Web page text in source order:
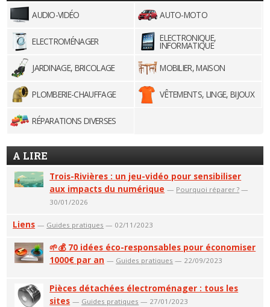
AUDIO-VIDÉO AUTO-MOTO
ELECTROMÉNAGER ELECTRONIQUE,
INFORMATIQUE
JARDINAGE, BRICOLAGE
MOBILIER, MAISON
PLOMBERIE-CHAUFFAGE VÊTEMENTS, LINGE, BIJOUX
RÉPARATIONS DIVERSES
A LIRE
Trois-Rivières : un jeu-vidéo pour sensibiliser
aux impacts du numérique — Pourquoi réparer ? —
30/01/2026
Liens — Guides pratiques — 02/11/2023
🌱💰 70 idées éco-responsables pour économiser
1000€ par an — Guides pratiques — 22/09/2023
Pièces détachées électroménager : tous les
sites — Guides pratiques — 27/01/2023